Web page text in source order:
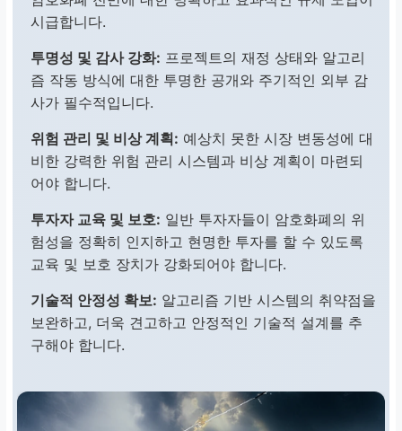
시급합니다.
투명성 및 감사 강화: 프로젝트의 재정 상태와 알고리
즘 작동 방식에 대한 투명한 공개와 주기적인 외부 감
사가 필수적입니다.
위험 관리 및 비상 계획: 예상치 못한 시장 변동성에 대
비한 강력한 위험 관리 시스템과 비상 계획이 마련되
어야 합니다.
투자자 교육 및 보호: 일반 투자자들이 암호화폐의 위
험성을 정확히 인지하고 현명한 투자를 할 수 있도록
교육 및 보호 장치가 강화되어야 합니다.
기술적 안정성 확보: 알고리즘 기반 시스템의 취약점을
보완하고, 더욱 견고하고 안정적인 기술적 설계를 추
구해야 합니다.